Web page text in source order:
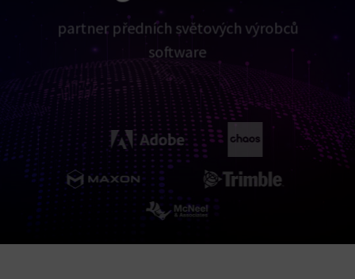
partner předních světových výrobců
software